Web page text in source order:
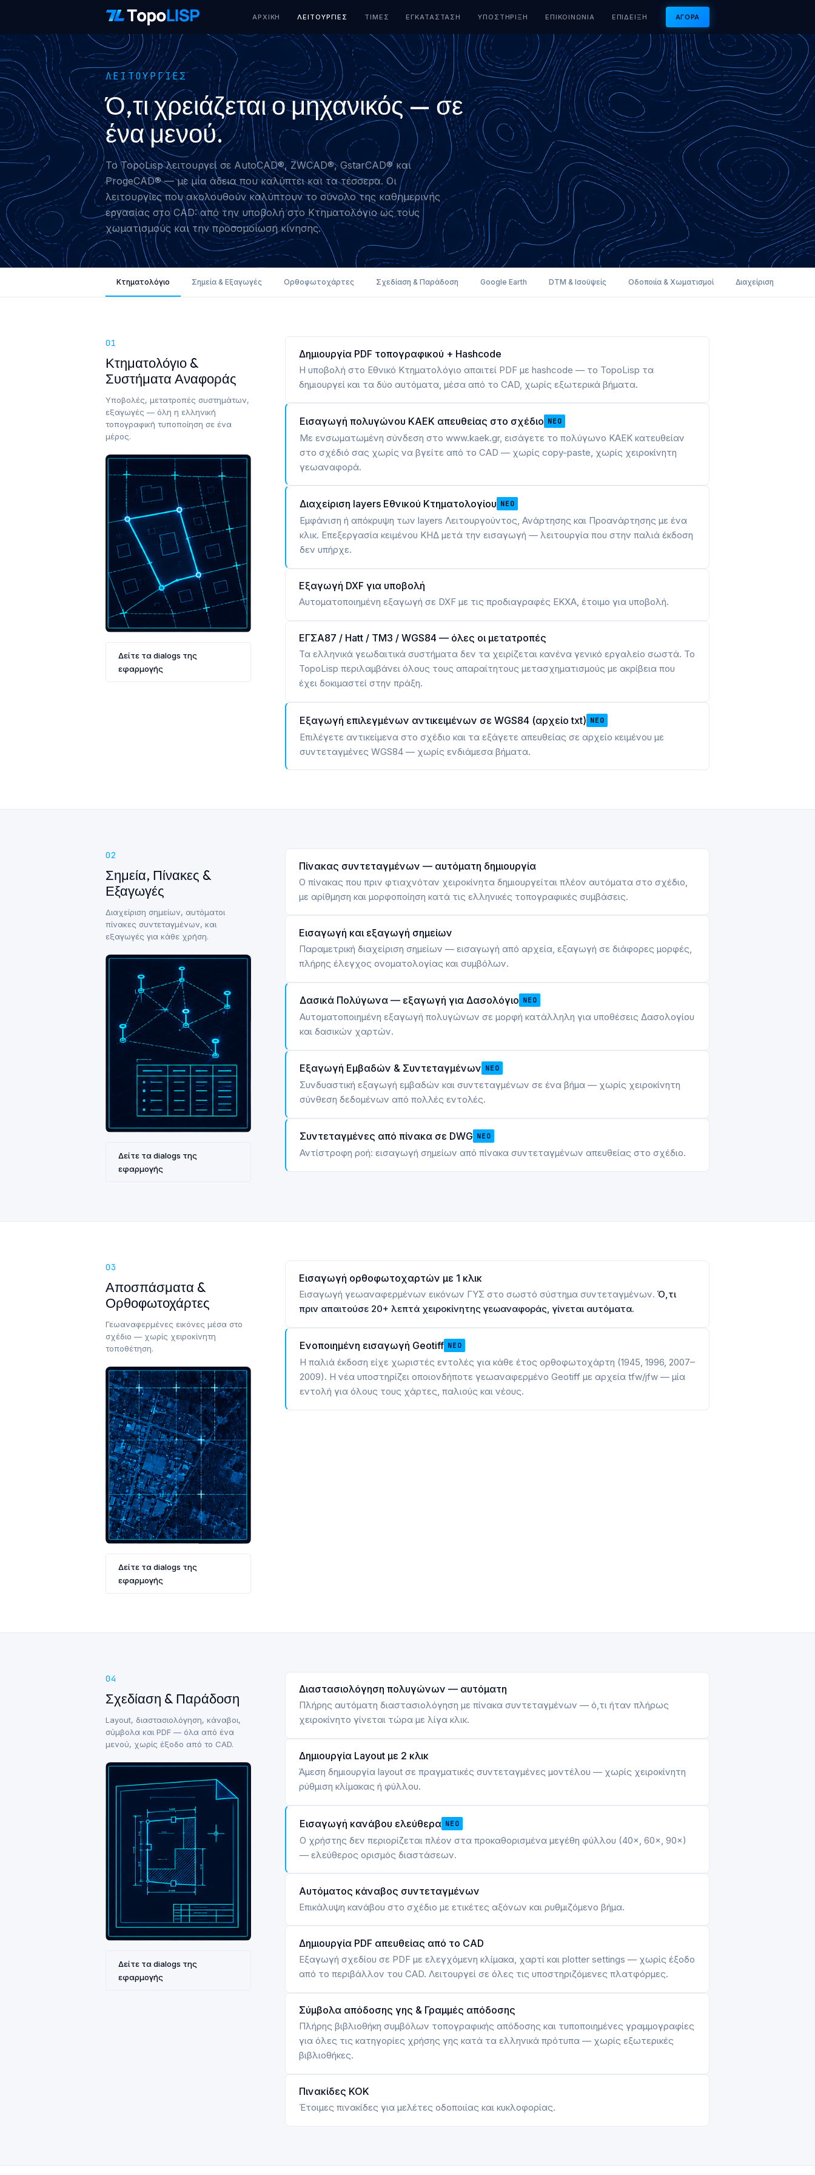
ΑΡΧΙΚΉ ΛΕΙΤΟΥΡΓΊΕΣ ΤΙΜΈΣ ΕΓΚΑΤΆΣΤΑΣΗ ΥΠΟΣΤΉΡΙΞΗ ΕΠΙΚΟΙΝΩΝΊΑ ΕΠΊΔΕΙΞΗ ΑΓΟΡΆ
ΛΕΙΤΟΥΡΓΊΕΣ
Ό,τι χρειάζεται ο μηχανικός — σε
ένα μενού.
Το TopoLisp λειτουργεί σε AutoCAD®, ZWCAD®, GstarCAD® και
ProgeCAD® — με μία άδεια που καλύπτει και τα τέσσερα. Οι
λειτουργίες που ακολουθούν καλύπτουν το σύνολο της καθημερινής
εργασίας στο CAD: από την υποβολή στο Κτηματολόγιο ως τους
χωματισμούς και την προσομοίωση κίνησης.
Κτηματολόγιο Σημεία & Εξαγωγές Ορθοφωτοχάρτες Σχεδίαση & Παράδοση Google Earth DTM & Ισοϋψείς Οδοποιία & Χωματισμοί Διαχείριση
01
Κτηματολόγιο &
Συστήματα Αναφοράς
Υποβολές, μετατροπές συστημάτων,
εξαγωγές — όλη η ελληνική
τοπογραφική τυποποίηση σε ένα
μέρος.
Δείτε τα dialogs της
εφαρμογής
Δημιουργία PDF τοπογραφικού + Hashcode
Η υποβολή στο Εθνικό Κτηματολόγιο απαιτεί PDF με hashcode — το TopoLisp τα
δημιουργεί και τα δύο αυτόματα, μέσα από το CAD, χωρίς εξωτερικά βήματα.
Εισαγωγή πολυγώνου ΚΑΕΚ απευθείας στο σχέδιο ΝΈΟ
Με ενσωματωμένη σύνδεση στο www.kaek.gr, εισάγετε το πολύγωνο ΚΑΕΚ κατευθείαν
στο σχέδιό σας χωρίς να βγείτε από το CAD — χωρίς copy-paste, χωρίς χειροκίνητη
γεωαναφορά.
Διαχείριση layers Εθνικού Κτηματολογίου ΝΈΟ
Εμφάνιση ή απόκρυψη των layers Λειτουργούντος, Ανάρτησης και Προανάρτησης με ένα
κλικ. Επεξεργασία κειμένου ΚΗΔ μετά την εισαγωγή — λειτουργία που στην παλιά έκδοση
δεν υπήρχε.
Εξαγωγή DXF για υποβολή
Αυτοματοποιημένη εξαγωγή σε DXF με τις προδιαγραφές ΕΚΧΑ, έτοιμο για υποβολή.
ΕΓΣΑ87 / Hatt / TM3 / WGS84 — όλες οι μετατροπές
Τα ελληνικά γεωδαιτικά συστήματα δεν τα χειρίζεται κανένα γενικό εργαλείο σωστά. Το
TopoLisp περιλαμβάνει όλους τους απαραίτητους μετασχηματισμούς με ακρίβεια που
έχει δοκιμαστεί στην πράξη.
Εξαγωγή επιλεγμένων αντικειμένων σε WGS84 (αρχείο txt) ΝΈΟ
Επιλέγετε αντικείμενα στο σχέδιο και τα εξάγετε απευθείας σε αρχείο κειμένου με
συντεταγμένες WGS84 — χωρίς ενδιάμεσα βήματα.
02
Σημεία, Πίνακες &
Εξαγωγές
Διαχείριση σημείων, αυτόματοι
πίνακες συντεταγμένων, και
εξαγωγές για κάθε χρήση.
Δείτε τα dialogs της
εφαρμογής
Πίνακας συντεταγμένων — αυτόματη δημιουργία
Ο πίνακας που πριν φτιαχνόταν χειροκίνητα δημιουργείται πλέον αυτόματα στο σχέδιο,
με αρίθμηση και μορφοποίηση κατά τις ελληνικές τοπογραφικές συμβάσεις.
Εισαγωγή και εξαγωγή σημείων
Παραμετρική διαχείριση σημείων — εισαγωγή από αρχεία, εξαγωγή σε διάφορες μορφές,
πλήρης έλεγχος ονοματολογίας και συμβόλων.
Δασικά Πολύγωνα — εξαγωγή για Δασολόγιο ΝΈΟ
Αυτοματοποιημένη εξαγωγή πολυγώνων σε μορφή κατάλληλη για υποθέσεις Δασολογίου
και δασικών χαρτών.
Εξαγωγή Εμβαδών & Συντεταγμένων ΝΈΟ
Συνδυαστική εξαγωγή εμβαδών και συντεταγμένων σε ένα βήμα — χωρίς χειροκίνητη
σύνθεση δεδομένων από πολλές εντολές.
Συντεταγμένες από πίνακα σε DWG ΝΈΟ
Αντίστροφη ροή: εισαγωγή σημείων από πίνακα συντεταγμένων απευθείας στο σχέδιο.
03
Αποσπάσματα &
Ορθοφωτοχάρτες
Γεωαναφερμένες εικόνες μέσα στο
σχέδιο — χωρίς χειροκίνητη
τοποθέτηση.
Δείτε τα dialogs της
εφαρμογής
Εισαγωγή ορθοφωτοχαρτών με 1 κλικ
Εισαγωγή γεωαναφερμένων εικόνων ΓΥΣ στο σωστό σύστημα συντεταγμένων.Ό,τι
πριν απαιτούσε 20+ λεπτά χειροκίνητης γεωαναφοράς, γίνεται αυτόματα.
Ενοποιημένη εισαγωγή Geotiff ΝΈΟ
Η παλιά έκδοση είχε χωριστές εντολές για κάθε έτος ορθοφωτοχάρτη (1945, 1996, 2007–
2009). Η νέα υποστηρίζει οποιονδήποτε γεωαναφερμένο Geotiff με αρχεία tfw/jfw — μία
εντολή για όλους τους χάρτες, παλιούς και νέους.
04
Σχεδίαση & Παράδοση
Layout, διαστασιολόγηση, κάναβοι,
σύμβολα και PDF — όλα από ένα
μενού, χωρίς έξοδο από το CAD.
Δείτε τα dialogs της
εφαρμογής
Διαστασιολόγηση πολυγώνων — αυτόματη
Πλήρης αυτόματη διαστασιολόγηση με πίνακα συντεταγμένων — ό,τι ήταν πλήρως
χειροκίνητο γίνεται τώρα με λίγα κλικ.
Δημιουργία Layout με 2 κλικ
Άμεση δημιουργία layout σε πραγματικές συντεταγμένες μοντέλου — χωρίς χειροκίνητη
ρύθμιση κλίμακας ή φύλλου.
Εισαγωγή κανάβου ελεύθερα ΝΈΟ
Ο χρήστης δεν περιορίζεται πλέον στα προκαθορισμένα μεγέθη φύλλου (40×, 60×, 90×)
— ελεύθερος ορισμός διαστάσεων.
Αυτόματος κάναβος συντεταγμένων
Επικάλυψη κανάβου στο σχέδιο με ετικέτες αξόνων και ρυθμιζόμενο βήμα.
Δημιουργία PDF απευθείας από το CAD
Εξαγωγή σχεδίου σε PDF με ελεγχόμενη κλίμακα, χαρτί και plotter settings — χωρίς έξοδο
από το περιβάλλον του CAD. Λειτουργεί σε όλες τις υποστηριζόμενες πλατφόρμες.
Σύμβολα απόδοσης γης & Γραμμές απόδοσης
Πλήρης βιβλιοθήκη συμβόλων τοπογραφικής απόδοσης και τυποποιημένες γραμμογραφίες
για όλες τις κατηγορίες χρήσης γης κατά τα ελληνικά πρότυπα — χωρίς εξωτερικές
βιβλιοθήκες.
Πινακίδες ΚΟΚ
Έτοιμες πινακίδες για μελέτες οδοποιίας και κυκλοφορίας.